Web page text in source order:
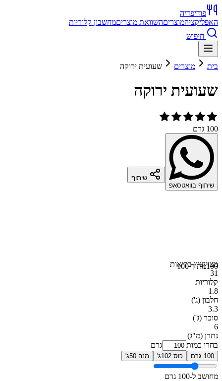
פודיפדיה
האפליקציהמוצריםהשוואת מוצריםמחשבון קלוריות
חיפוש
בית מוצרים שעועית ירוקה
שעועית ירוקה
100 גרם
שיתוף בוואטסאפ
שיתוף
100מתוך 100מצויןציון בריאות
31
קלוריות
1.8
חלבון (ג')
3.3
סוכר (ג')
6
נתרן (מ"ג)
בחרו כמות
גרם
100 גרם כוס 102ג' מנה 50ג'
מחושב ל-100 גרם